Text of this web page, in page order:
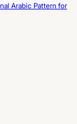
Arabic Pattern for